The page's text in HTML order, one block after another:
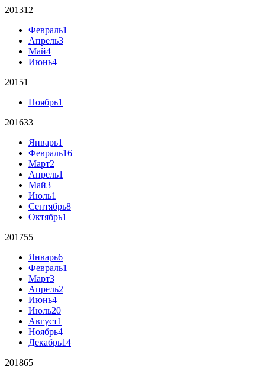
201312
Февраль1
Апрель3
Май4
Июнь4
20151
Ноябрь1
201633
Январь1
Февраль16
Март2
Апрель1
Май3
Июль1
Сентябрь8
Октябрь1
201755
Январь6
Февраль1
Март3
Апрель2
Июнь4
Июль20
Август1
Ноябрь4
Декабрь14
201865